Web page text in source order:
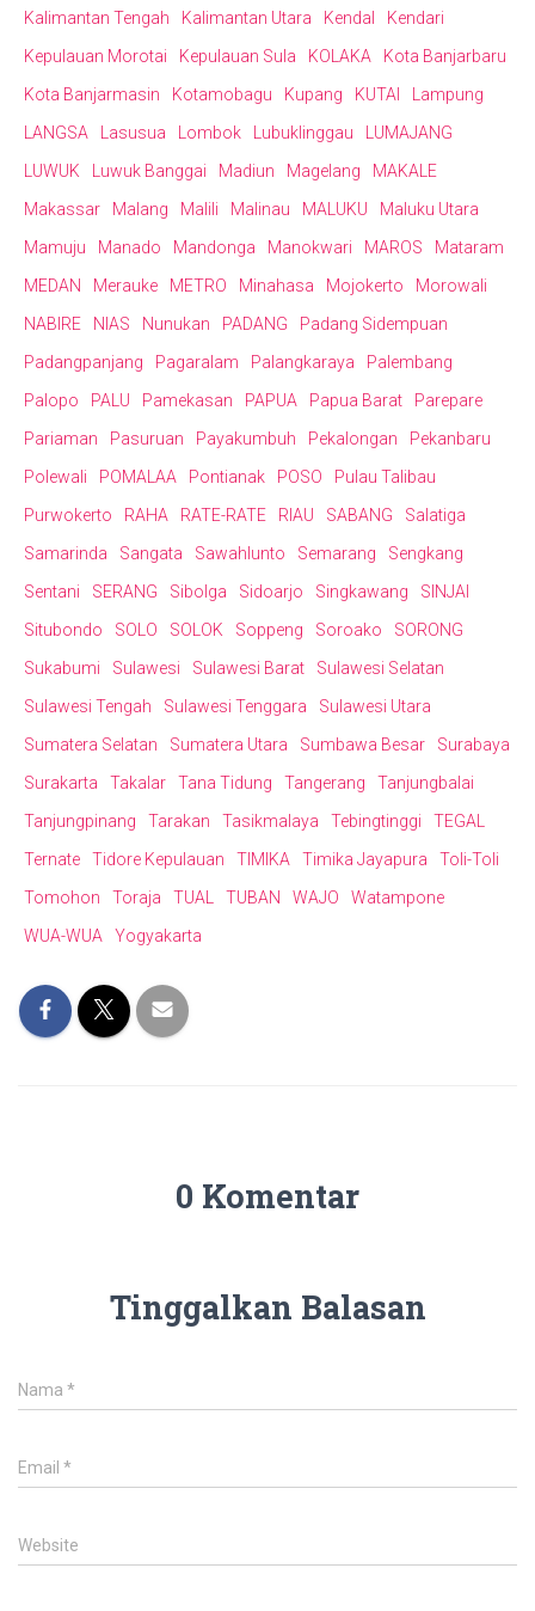
Kalimantan Tengah Kalimantan Utara Kendal
Kendari
Kepulauan Morotai
Kepulauan Sula KOLAKA
Kota Banjarbaru
Kota Banjarmasin
Kotamobagu Kupang KUTAI
Lampung
LANGSA
Lasusua Lombok Lubuklinggau
LUMAJANG
LUWUK
Luwuk Banggai Madiun Magelang
MAKALE
Makassar
Malang Malili Malinau MALUKU
Maluku Utara
Mamuju
Manado Mandonga Manokwari MAROS
Mataram
MEDAN
Merauke METRO Minahasa Mojokerto
Morowali
NABIRE
NIAS Nunukan PADANG
Padang Sidempuan
Padangpanjang
Pagaralam Palangkaraya
Palembang
Palopo
PALU Pamekasan PAPUA Papua Barat
Parepare
Pariaman
Pasuruan Payakumbuh Pekalongan
Pekanbaru
Polewali
POMALAA Pontianak POSO
Pulau Talibau
Purwokerto
RAHA RATE-RATE RIAU SABANG
Salatiga
Samarinda
Sangata Sawahlunto Semarang
Sengkang
Sentani
SERANG Sibolga Sidoarjo Singkawang
SINJAI
Situbondo
SOLO SOLOK Soppeng Soroako
SORONG
Sukabumi
Sulawesi Sulawesi Barat
Sulawesi Selatan
Sulawesi Tengah
Sulawesi Tenggara
Sulawesi Utara
Sumatera Selatan
Sumatera Utara Sumbawa Besar
Surabaya
Surakarta
Takalar Tana Tidung Tangerang
Tanjungbalai
Tanjungpinang
Tarakan Tasikmalaya Tebingtinggi
TEGAL
Ternate
Tidore Kepulauan TIMIKA Timika Jayapura
Toli-Toli
Tomohon
Toraja TUAL TUBAN WAJO
Watampone
WUA-WUA
Yogyakarta
0 Komentar
Tinggalkan Balasan
Nama *
Email *
Website